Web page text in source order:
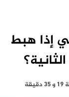
إذا هبط